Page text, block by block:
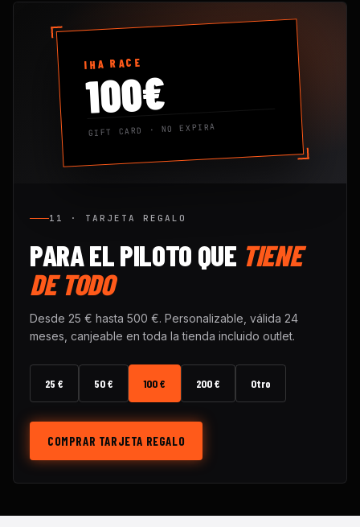
IHA RACE
100€
GIFT CARD · NO EXPIRA
11 · TARJETA REGALO
PARA EL PILOTO QUE TIENE
DE TODO
Desde 25 € hasta 500 €. Personalizable, válida 24
meses, canjeable en toda la tienda incluido outlet.
25 € 50 € 100 € 200 € Otro
COMPRAR TARJETA REGALO